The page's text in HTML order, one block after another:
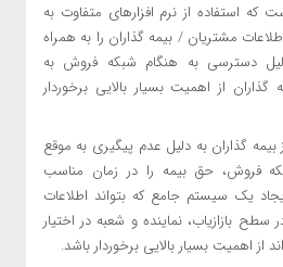
استفاده از نرم افزارهای متفاوت به
مشتریان / بیمه گذاران را به همراه
دسترسی به هنگام شبکه فروش به
از اهمیت بسیار بالایی برخوردار
گذاران به دلیل عدم پیگیری به موقع
فروش، حق بیمه را در زمان مناسب
یک سیستم جامع که بتواند اطلاعات
بازازیاب، نماینده و شعبه در اختیار
اهمیت بسیار بالایی برخوردار باشد.